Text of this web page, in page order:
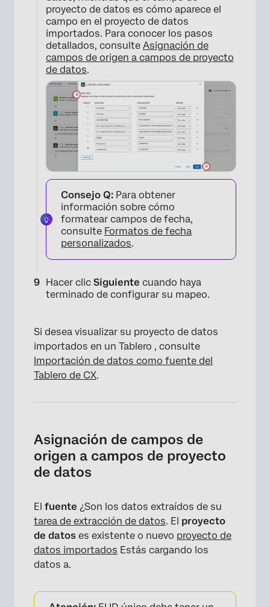
×
proyecto de datos es cómo aparece el
campo en el proyecto de datos
importados. Para conocer los pasos
detallados, consulte Asignación de
campos de origen a campos de proyecto
de datos.
×
Consejo Q: Para obtener
información sobre cómo
formatear campos de fecha,
consulte Formatos de fecha
personalizados.
Hacer clic Siguiente cuando haya
terminado de configurar su mapeo.
Si desea visualizar su proyecto de datos
importados en un Tablero , consulte
Importación de datos como fuente del
Tablero de CX.
Asignación de campos de
origen a campos de proyecto
de datos
El fuente ¿Son los datos extraídos de su
tarea de extracción de datos. El proyecto
de datos es existente o nuevo proyecto de
datos importados Estás cargando los
datos a.